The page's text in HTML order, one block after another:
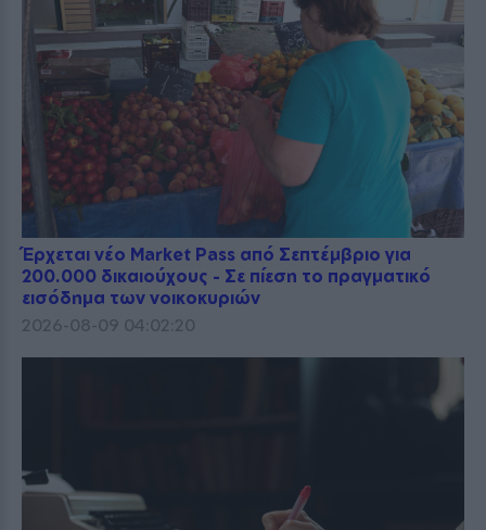
Έρχεται νέο Market Pass από Σεπτέμβριο για
200.000 δικαιούχους - Σε πίεση το πραγματικό
εισόδημα των νοικοκυριών
2026-08-09 04:02:20